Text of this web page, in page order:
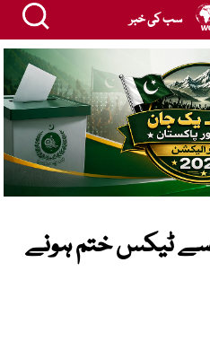
سب کی خبر
سے ٹیکس ختم ہونے